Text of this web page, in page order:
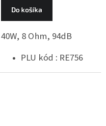
Do košíka
40W, 8 Ohm, 94dB
PLU kód : RE756